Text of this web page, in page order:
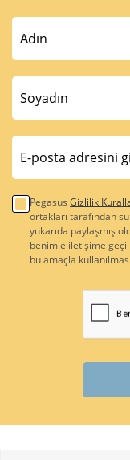
Pegasus Gizlilik
ortakları tarafından
yukarıda paylaşmış
benimle iletişime
bu amaçla